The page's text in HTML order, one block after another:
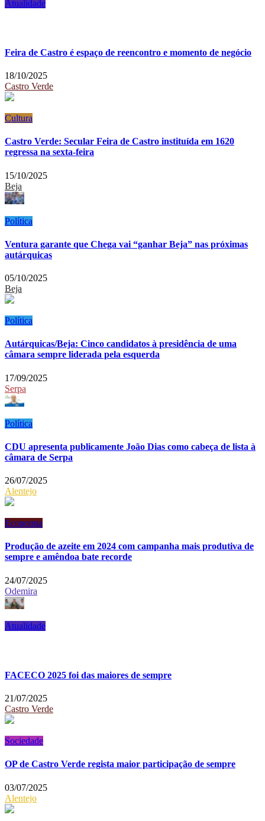
Atualidade
Feira de Castro é espaço de reencontro e momento de negócio
18/10/2025
Castro Verde
Cultura
Castro Verde: Secular Feira de Castro instituída em 1620
regressa na sexta-feira
15/10/2025
Beja
Política
Ventura garante que Chega vai “ganhar Beja” nas próximas
autárquicas
05/10/2025
Beja
Política
Autárquicas/Beja: Cinco candidatos à presidência de uma
câmara sempre liderada pela esquerda
17/09/2025
Serpa
Política
CDU apresenta publicamente João Dias como cabeça de lista à
câmara de Serpa
26/07/2025
Alentejo
Economia
Produção de azeite em 2024 com campanha mais produtiva de
sempre e amêndoa bate recorde
24/07/2025
Odemira
Atualidade
FACECO 2025 foi das maiores de sempre
21/07/2025
Castro Verde
Sociedade
OP de Castro Verde regista maior participação de sempre
03/07/2025
Alentejo